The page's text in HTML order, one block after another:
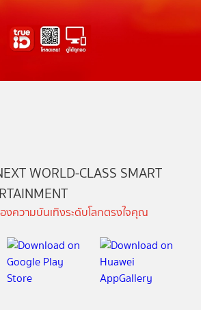
WORLD-CLASS SMART
งความบันเทิงระดับโลกตรงใจคุณ